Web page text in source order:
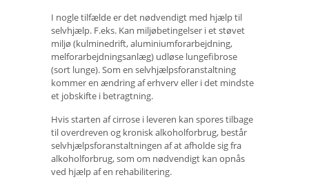
I nogle tilfælde er det nødvendigt med hjælp til
selvhjælp. F.eks. Kan miljøbetingelser i et støvet
miljø (kulminedrift, aluminiumforarbejdning,
melforarbejdningsanlæg) udløse lungefibrose
(sort lunge). Som en selvhjælpsforanstaltning
kommer en ændring af erhverv eller i det mindste
et jobskifte i betragtning.
Hvis starten af ​​cirrose i leveren kan spores tilbage
til overdreven og kronisk alkoholforbrug, består
selvhjælpsforanstaltningen af ​​at afholde sig fra
alkoholforbrug, som om nødvendigt kan opnås
ved hjælp af en rehabilitering.